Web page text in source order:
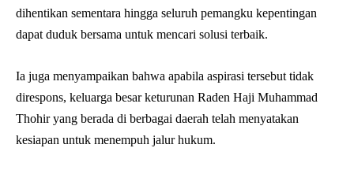
dihentikan sementara hingga seluruh pemangku kepentingan
dapat duduk bersama untuk mencari solusi terbaik.
Ia juga menyampaikan bahwa apabila aspirasi tersebut tidak
direspons, keluarga besar keturunan Raden Haji Muhammad
Thohir yang berada di berbagai daerah telah menyatakan
kesiapan untuk menempuh jalur hukum.